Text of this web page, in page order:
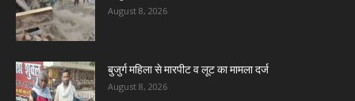
August 8, 2026
बुजुर्ग महिला से मारपीट व लूट का मामला दर्ज
August 8, 2026